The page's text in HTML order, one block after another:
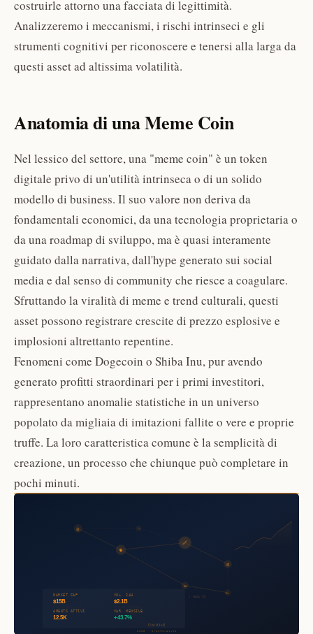
costruirle attorno una facciata di legittimità.
Analizzeremo i meccanismi, i rischi intrinseci e gli
strumenti cognitivi per riconoscere e tenersi alla larga da
questi asset ad altissima volatilità.
Anatomia di una Meme Coin
Nel lessico del settore, una "meme coin" è un token
digitale privo di un'utilità intrinseca o di un solido
modello di business. Il suo valore non deriva da
fondamentali economici, da una tecnologia proprietaria o
da una roadmap di sviluppo, ma è quasi interamente
guidato dalla narrativa, dall'hype generato sui social
media e dal senso di community che riesce a coagulare.
Sfruttando la viralità di meme e trend culturali, questi
asset possono registrare crescite di prezzo esplosive e
implosioni altrettanto repentine.
Fenomeni come Dogecoin o Shiba Inu, pur avendo
generato profitti straordinari per i primi investitori,
rappresentano anomalie statistiche in un universo
popolato da migliaia di imitazioni fallite o vere e proprie
truffe. La loro caratteristica comune è la semplicità di
creazione, un processo che chiunque può completare in
pochi minuti.